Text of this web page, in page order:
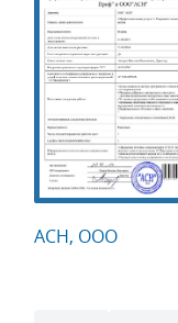
АСН, ООО